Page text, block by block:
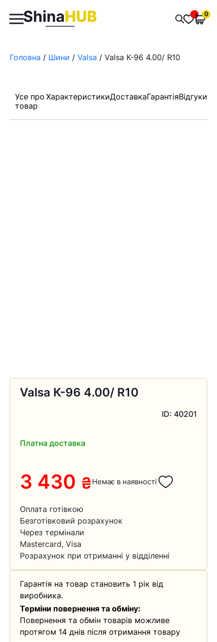
Пошук
товарів
0
Головна / Шини / Valsa / Valsa К-96 4.00/ R10
Усе про
товар
ХарактеристикиДоставкаГарантіяВідгуки
Valsa К-96 4.00/ R10
ID: 40201
Платна доставка
3 430 ₴Немає в наявності
Оплата готівкою
Безготівковий розрахунок
Через термінали
Mastercard, Visa
Розрахунок при отриманні у відділенні
Гарантія на товар становить 1 рік від
виробника.
Терміни повернення та обміну:
Повернення та обмін товарів можливе
протягом 14 днів після отримання товару